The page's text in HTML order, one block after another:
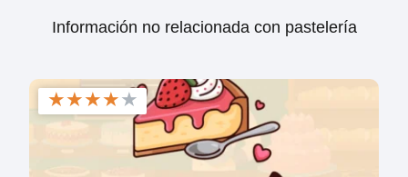
Información no relacionada con pastelería
★★★★★